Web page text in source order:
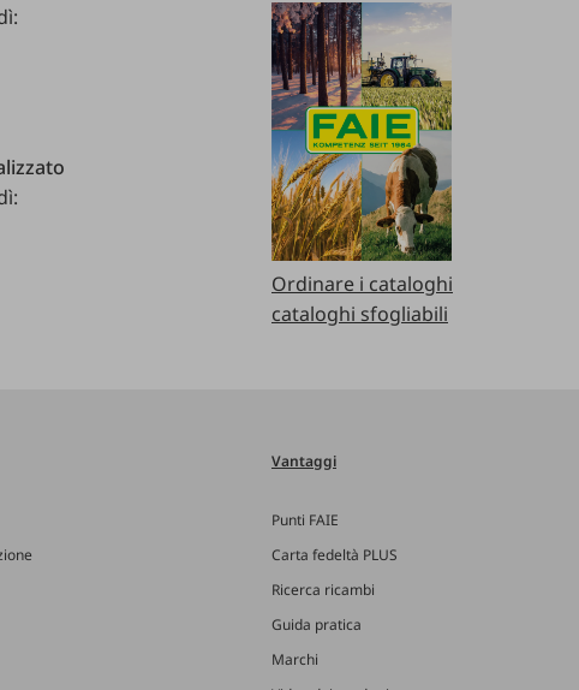
Ordinare i cataloghi
cataloghi sfogliabili
Vantaggi
Punti FAIE
Carta fedeltà PLUS
Ricerca ricambi
Guida pratica
Marchi